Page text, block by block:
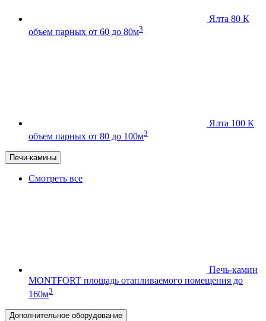
Ялта 80 К
объем парных от 60 до 80м3
Ялта 100 К
объем парных от 80 до 100м3
Печи-камины
Смотреть все
Печь-камин
MONTFORT площадь отапливаемого помещения до
160м3
Дополнительное оборудование